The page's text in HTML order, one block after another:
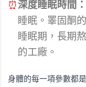
⏰深度睡眠時間：
睡眠。睪固酮
睡眠期，長期
的工廠。
身體的每一項參數都